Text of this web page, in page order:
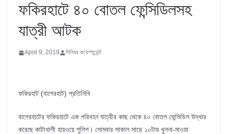
ফকিরহাটে ৪০ বোতল ফেন্সিডিলসহ
যাত্রী আটক
April 9, 2019 সিনিয়র করেস্পন্ডেন্ট
ফকিরহাট (বাগেরহাট) প্রতিনিধি
বাগেরহাটের ফকিরহাটে এক পরিবহন যাত্রীর কাছ থেকে ৪০ বোতল ফেন্সিডিল উদ্ধার
করেছে কাটাখালী হায়ওয়ে পুলিশ। সোমবার সাকাল সাড়ে ১০টায় খুলনা-মাওয়া